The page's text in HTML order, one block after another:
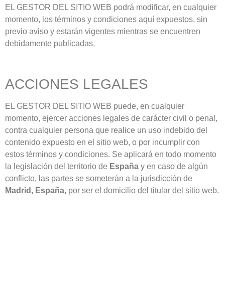
EL GESTOR DEL SITIO WEB podrá modificar, en cualquier
momento, los términos y condiciones aquí expuestos, sin
previo aviso y estarán vigentes mientras se encuentren
debidamente publicadas.
ACCIONES LEGALES
EL GESTOR DEL SITIO WEB puede, en cualquier
momento, ejercer acciones legales de carácter civil o penal,
contra cualquier persona que realice un uso indebido del
contenido expuesto en el sitio web, o por incumplir con
estos términos y condiciones. Se aplicará en todo momento
la legislación del territorio de España y en caso de algún
conflicto, las partes se someterán a la jurisdicción de
Madrid, España, por ser el domicilio del titular del sitio web.